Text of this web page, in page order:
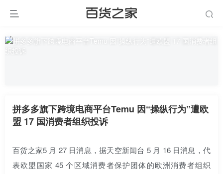
拼多多旗下跨境电商平台Temu 因“操纵行为”遭欧
盟 17 国消费者组织投诉
百货之家5 月 27 日消息，据天空新闻台 5 月 16 日消息，代
表欧盟国家 45 个区域消费者保护团体的欧洲消费者组织